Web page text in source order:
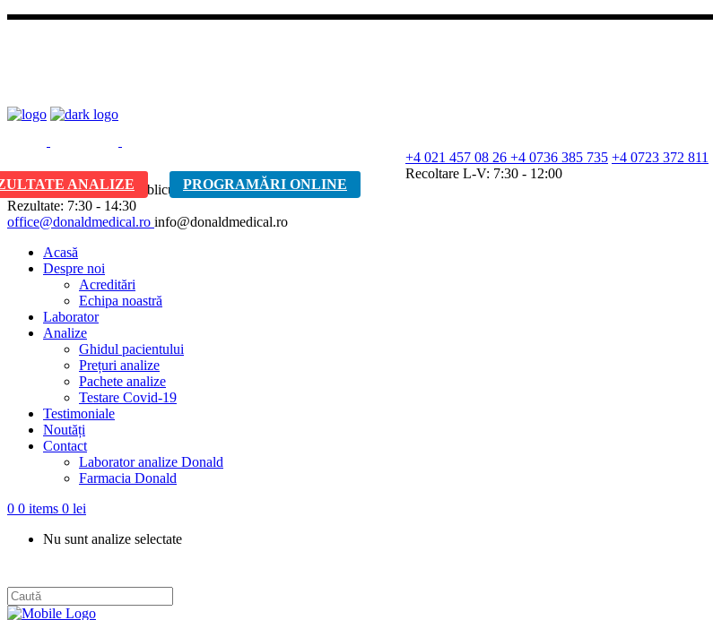
ANALIZE PROGRAMĂRI ONLINE
+4 021 457 08 26 +4 0736 385 735 +4 0723 372 811
Recoltare L-V: 7:30 - 12:00
S-D: Închis Relaţii cu publicul /
Rezultate: 7:30 - 14:30
office@donaldmedical.ro info@donaldmedical.ro
Acasă
Despre noi
Acreditări
Echipa noastră
Laborator
Analize
Ghidul pacientului
Prețuri analize
Pachete analize
Testare Covid-19
Testimoniale
Noutăți
Contact
Laborator analize Donald
Farmacia Donald
0 0 items 0 lei
Nu sunt analize selectate